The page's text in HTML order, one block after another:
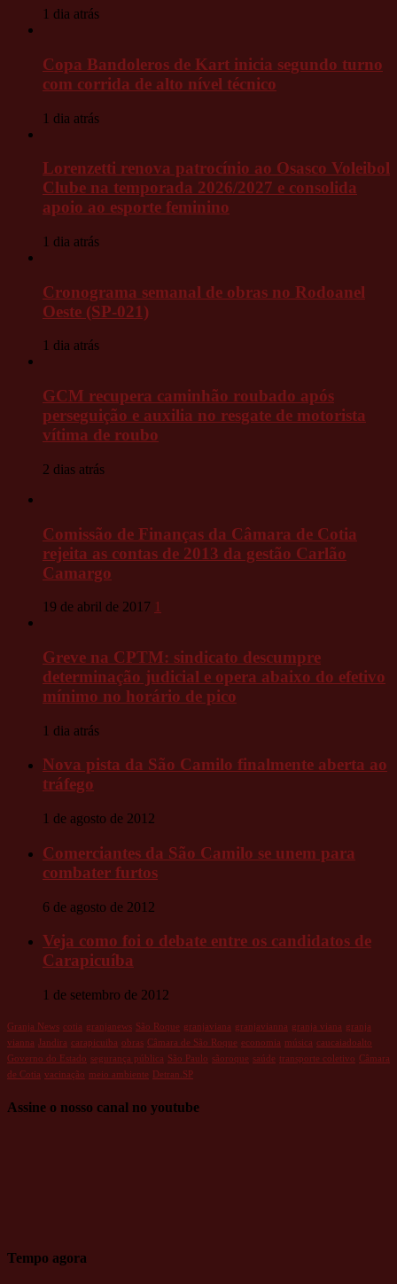
1 dia atrás
Copa Bandoleros de Kart inicia segundo turno
com corrida de alto nível técnico
1 dia atrás
Lorenzetti renova patrocínio ao Osasco Voleibol
Clube na temporada 2026/2027 e consolida
apoio ao esporte feminino
1 dia atrás
Cronograma semanal de obras no Rodoanel
Oeste (SP-021)
1 dia atrás
GCM recupera caminhão roubado após
perseguição e auxilia no resgate de motorista
vítima de roubo
2 dias atrás
Comissão de Finanças da Câmara de Cotia
rejeita as contas de 2013 da gestão Carlão
Camargo
19 de abril de 2017 1
Greve na CPTM: sindicato descumpre
determinação judicial e opera abaixo do efetivo
mínimo no horário de pico
1 dia atrás
Nova pista da São Camilo finalmente aberta ao
tráfego
1 de agosto de 2012
Comerciantes da São Camilo se unem para
combater furtos
6 de agosto de 2012
Veja como foi o debate entre os candidatos de
Carapicuíba
1 de setembro de 2012
Granja News cotia granjanews São Roque granjaviana granjavianna granja viana granja
vianna
Jandira carapicuiba obras Câmara de São Roque economia música caucaiadoalto
Governo do Estado segurança pública São Paulo sãoroque saúde transporte coletivo Câmara
de Cotia vacinação meio ambiente Detran.SP
Assine o nosso canal no youtube
Tempo agora